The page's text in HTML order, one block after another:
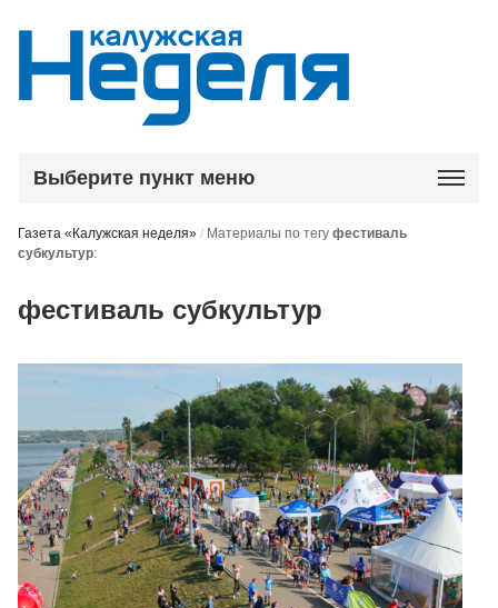
Выберите пункт меню
Газета «Калужская неделя» / Материалы по тегуфестиваль
субкультур:
фестиваль субкультур